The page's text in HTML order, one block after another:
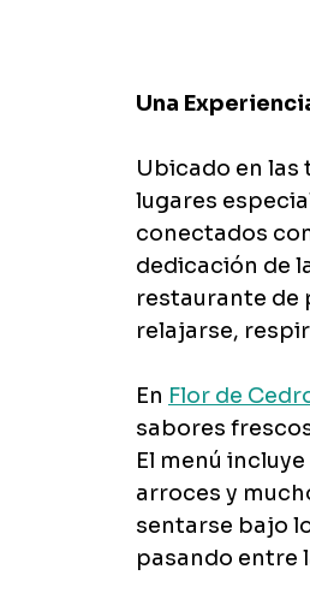
Una
Ubicado en las
lugares
conectados
dedicación de
restaurante de
relajarse,
En Flor de
sabores
El menú
arroces y
sentarse bajo
pasando entre